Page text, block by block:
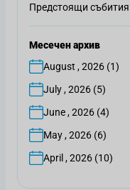
Предстоящи събития
Месечен архив
August , 2026 (1)
July , 2026 (5)
June , 2026 (4)
May , 2026 (6)
April , 2026 (10)